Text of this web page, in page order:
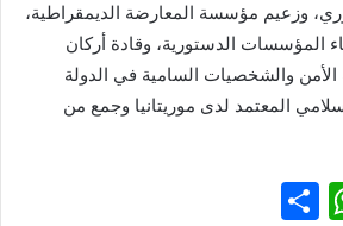
وزعيم مؤسسة المعارضة الديمقراطية،
المؤسسات الدستورية، وقادة أركان
والشخصيات السامية في الدولة
المعتمد لدى موريتانيا وجمع من
W